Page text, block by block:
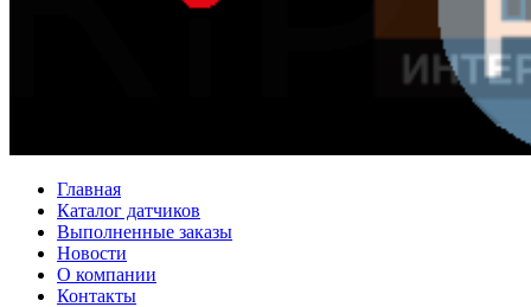
Главная
Каталог датчиков
Выполненные заказы
Новости
О компании
Контакты